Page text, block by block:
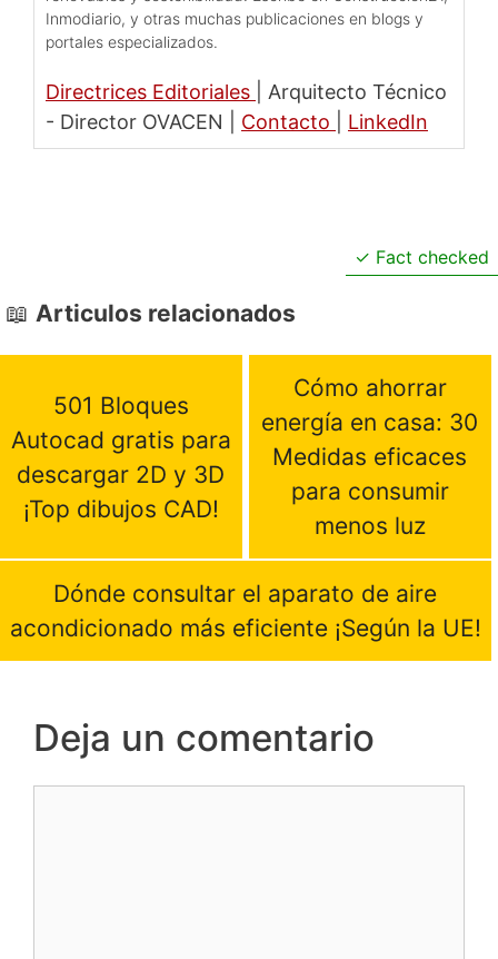
Inmodiario, y otras muchas publicaciones en blogs y
portales especializados.
Directrices Editoriales
Arquitecto Técnico
- Director OVACEN
Contacto LinkedIn
Fact checked
Articulos relacionados
501 Bloques
Autocad gratis para
descargar 2D y 3D
¡Top dibujos CAD!
Cómo ahorrar
energía en casa: 30
Medidas eficaces
para consumir
menos luz
Dónde consultar el aparato de aire
acondicionado más eficiente ¡Según la UE!
Deja un comentario